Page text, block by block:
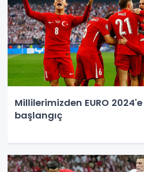
Millilerimizden EURO
başlangıç